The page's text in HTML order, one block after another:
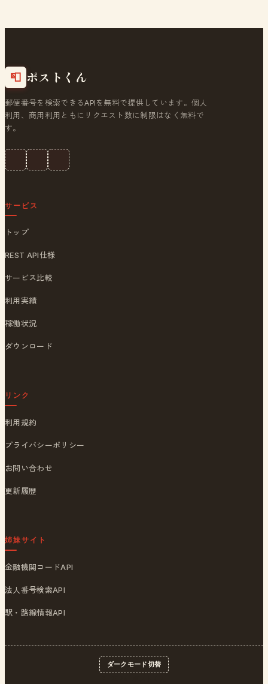
📮 ポストくん
郵便番号を検索できるAPIを無料で提供しています。個人
利用、商用利用ともにリクエスト数に制限はなく無料で
す。
サービス
トップ
REST API仕様
サービス比較
利用実績
稼働状況
ダウンロード
リンク
利用規約
プライバシーポリシー
お問い合わせ
更新履歴
姉妹サイト
金融機関コードAPI
法人番号検索API
駅・路線情報API
ダークモード切替